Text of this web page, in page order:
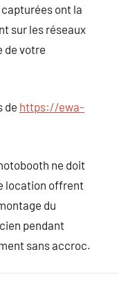
ont la
sur les réseaux
de votre
de https://ewa-
ne doit
location offrent
du
pendant
sans accroc.